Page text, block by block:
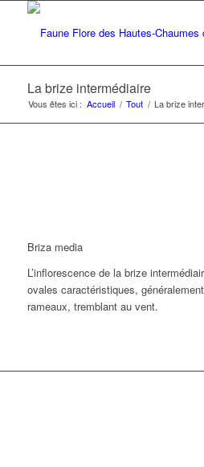
La brize intermédiaire
Vous êtes ici : Accueil / Tout / La brize
Briza media
L’inflorescence de la brize
ovales caractéristiques,
rameaux, tremblant au vent.